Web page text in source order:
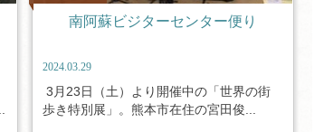
南阿蘇ビジターセンター便り
2024.03.29
3月23日（土）より開催中の「世界の街
歩き特別展」。熊本市在住の宮田俊...